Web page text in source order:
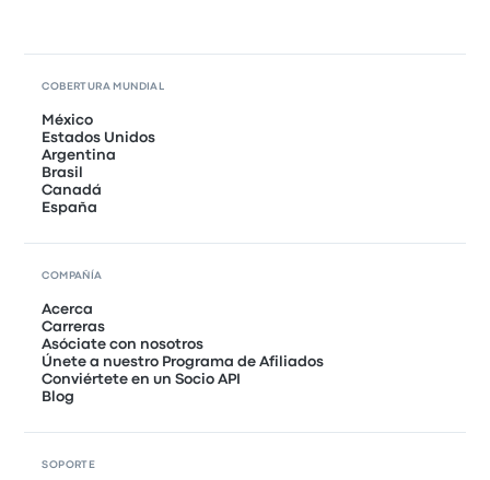
COBERTURA MUNDIAL
México
Estados Unidos
Argentina
Brasil
Canadá
España
COMPAÑÍA
Acerca
Carreras
Asóciate con nosotros
Únete a nuestro Programa de Afiliados
Conviértete en un Socio API
Blog
SOPORTE